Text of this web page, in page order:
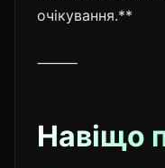
очікування.**
⸻
Навіщо